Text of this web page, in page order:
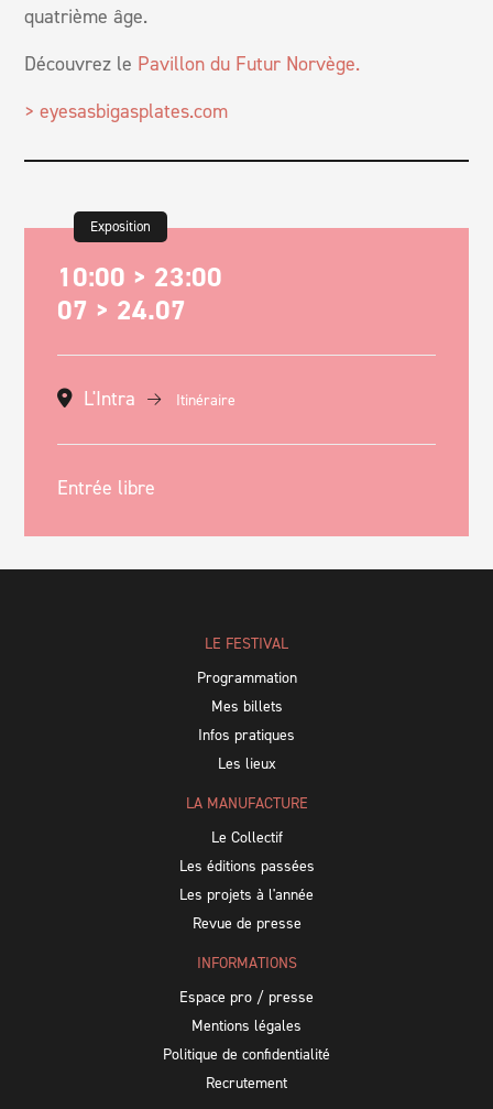
quatrième âge.
Découvrez le Pavillon du Futur Norvège.
> eyesasbigasplates.com
Exposition
10:00 > 23:00
07 > 24.07
L'Intra Itinéraire
Entrée libre
LE FESTIVAL
Programmation
Mes billets
Infos pratiques
Les lieux
LA MANUFACTURE
Le Collectif
Les éditions passées
Les projets à l'année
Revue de presse
INFORMATIONS
Espace pro / presse
Mentions légales
Politique de confidentialité
Recrutement